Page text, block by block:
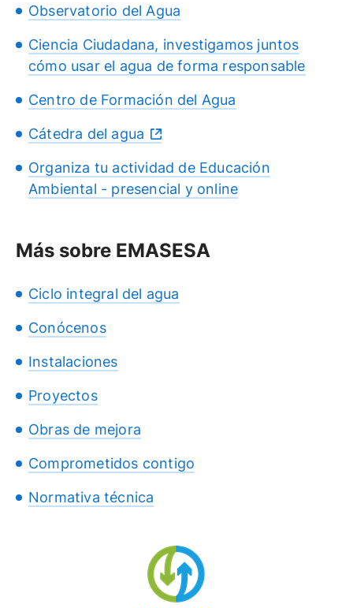
Observatorio del Agua
Ciencia Ciudadana, investigamos juntos
cómo usar el agua de forma responsable
Centro de Formación del Agua
Cátedra del agua
Organiza tu actividad de Educación
Ambiental - presencial y online
Más sobre EMASESA
Ciclo integral del agua
Conócenos
Instalaciones
Proyectos
Obras de mejora
Comprometidos contigo
Normativa técnica